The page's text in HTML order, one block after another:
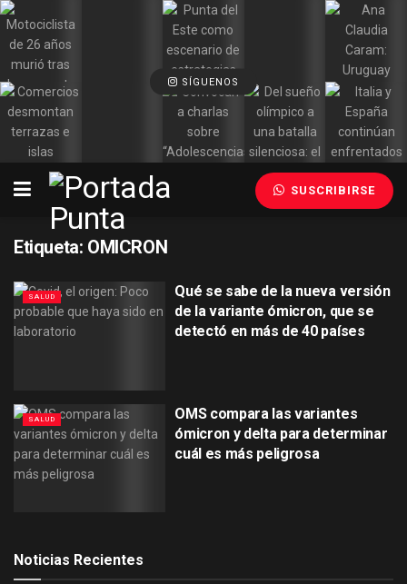
SÍGUENOS
SUSCRIBIRSE
Etiqueta: OMICRON
SALUD
Qué se sabe de la nueva versión
de la variante ómicron, que se
detectó en más de 40 países
SALUD
OMS compara las variantes
ómicron y delta para determinar
cuál es más peligrosa
Noticias Recientes